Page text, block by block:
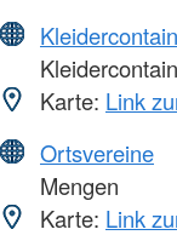
Karte: Link
Ortsvereine
Mengen
Karte: Link